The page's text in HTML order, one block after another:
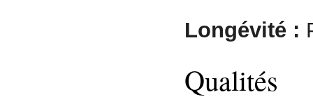
Longévité :
Qualités